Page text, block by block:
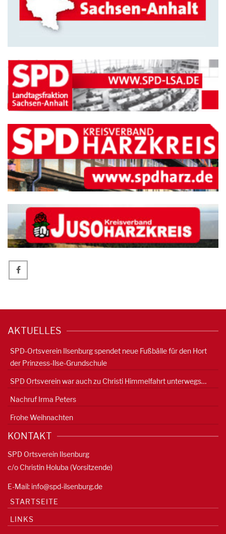
AKTUELLES
SPD-Ortsverein Ilsenburg spendet neue Fußbälle für den Hort
der Prinzess-Ilse-Grundschule
SPD Ortsverein war auch zu Christi Himmelfahrt unterwegs…
Nachruf Irma Peters
Frohe Weihnachten
KONTAKT
SPD Ortsverein Ilsenburg
c/o Christin Holuba (Vorsitzende)
E-Mail: info@spd-ilsenburg.de
STARTSEITE
LINKS